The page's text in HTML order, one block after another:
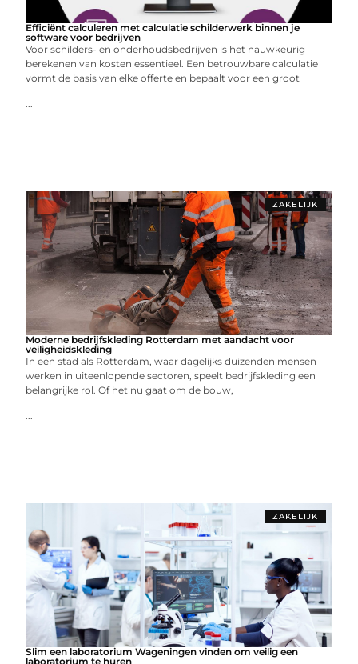
Efficiënt calculeren met calculatie schilderwerk binnen je
software voor bedrijven
Voor schilders- en onderhoudsbedrijven is het nauwkeurig
berekenen van kosten essentieel. Een betrouwbare calculatie
vormt de basis van elke offerte en bepaalt voor een groot
...
ZAKELIJK
Moderne bedrijfskleding Rotterdam met aandacht voor
veiligheidskleding
In een stad als Rotterdam, waar dagelijks duizenden mensen
werken in uiteenlopende sectoren, speelt bedrijfskleding een
belangrijke rol. Of het nu gaat om de bouw,
...
ZAKELIJK
Slim een laboratorium Wageningen vinden om veilig een
laboratorium te huren